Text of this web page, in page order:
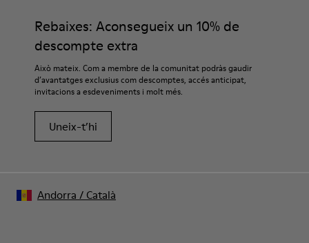
Rebaixes: Aconsegueix un 10% de
descompte extra
Això mateix. Com a membre de la comunitat podràs gaudir
d’avantatges exclusius com descomptes, accés anticipat,
invitacions a esdeveniments i molt més.
Uneix-t’hi
Andorra / Català